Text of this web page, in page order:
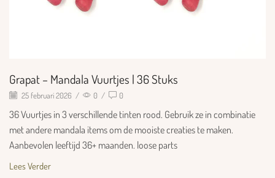
Grapat – Mandala Vuurtjes | 36 Stuks
25 februari 2026 / 0 / 0
36 Vuurtjes in 3 verschillende tinten rood. Gebruik ze in combinatie
met andere mandala items om de mooiste creaties te maken.
Aanbevolen leeftijd 36+ maanden. loose parts
Lees Verder